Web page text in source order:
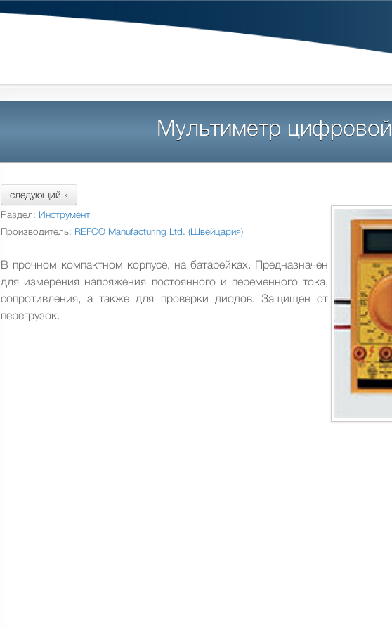
Мультиметр цифровой
следующий »
Раздел: Инструмент
Производитель: REFCO Manufacturing Ltd. (Швейцария)
В прочном компактном корпусе, на батарейках. Предназначен
для измерения напряжения постоянного и переменного тока,
сопротивления, а также для проверки диодов. Защищен от
перегрузок.